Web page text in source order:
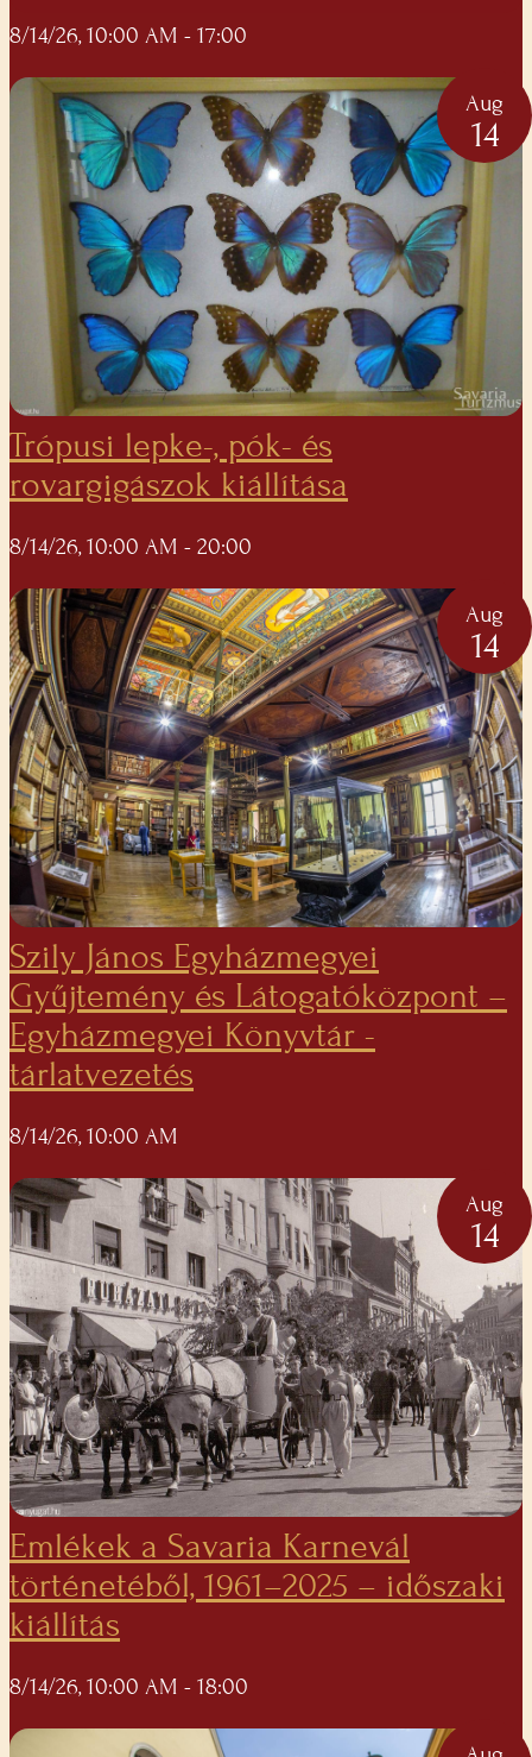
8/14/26, 10:00 AM - 17:00
Aug
14
Trópusi lepke-, pók- és
rovargigászok kiállítása
8/14/26, 10:00 AM - 20:00
Aug
14
Szily János Egyházmegyei
Gyűjtemény és Látogatóközpont –
Egyházmegyei Könyvtár -
tárlatvezetés
8/14/26, 10:00 AM
Aug
14
Emlékek a Savaria Karnevál
történetéből, 1961–2025 – időszaki
kiállítás
8/14/26, 10:00 AM - 18:00